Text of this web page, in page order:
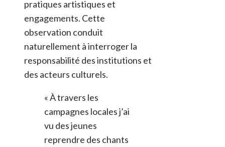
pratiques artistiques et
engagements. Cette
observation conduit
naturellement à interroger la
responsabilité des institutions et
des acteurs culturels.
« À travers les
campagnes locales j’ai
vu des jeunes
reprendre des chants